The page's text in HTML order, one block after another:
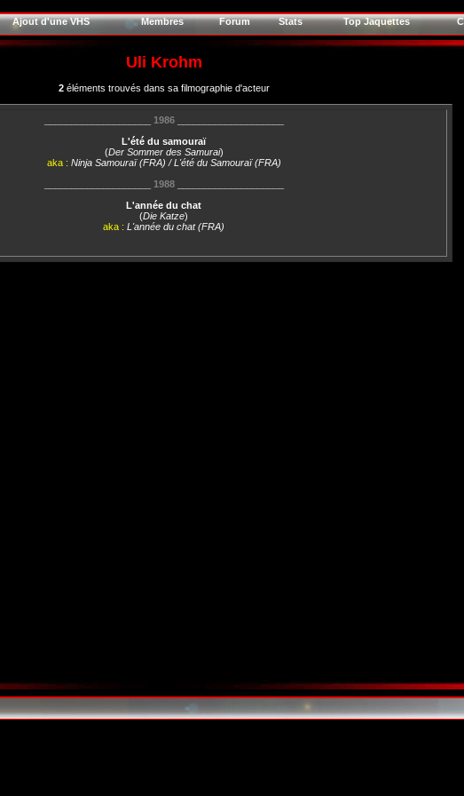
Ajout d'une VHS Membres Forum Stats Top Jaquettes
Uli Krohm
2éléments trouvés dans sa filmographie d'acteur
1986____________________
L'été du samouraï
(Der Sommer des Samurai)
aka : Ninja Samouraï (FRA) / L'été du Samouraï (FRA)
1988____________________
L'année du chat
(Die Katze)
aka : L'année du chat (FRA)